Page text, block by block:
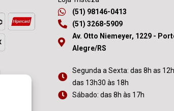
Loja Tristeza
(51) 98146-0413
(51) 3268-5909
Av. Otto Niemeyer, 1229 - Porto
Segunda a Sexta: das 8h as 12h |
das 13h30 às 18h